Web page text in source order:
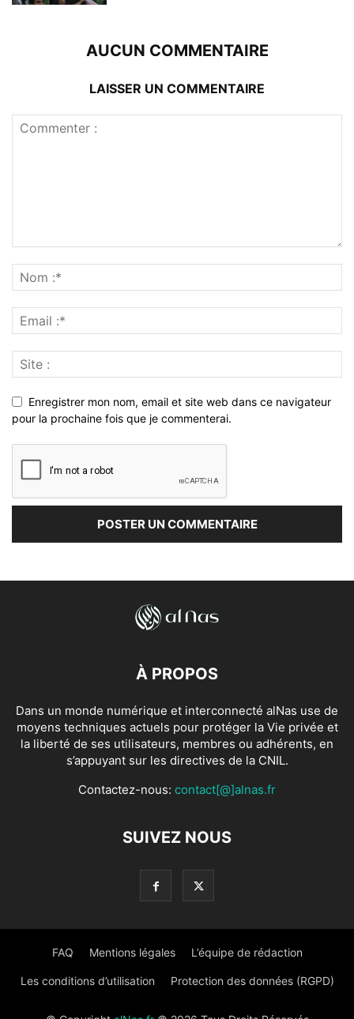
AUCUN COMMENTAIRE
LAISSER UN COMMENTAIRE
Enregistrer mon nom, email et site web dans ce navigateur
pour la prochaine fois que je commenterai.
À PROPOS
Dans un monde numérique et interconnecté alNas use de
moyens techniques actuels pour protéger la Vie privée et
la liberté de ses utilisateurs, membres ou adhérents, en
s’appuyant sur les directives de la CNIL.
Contactez-nous: contact[@]alnas.fr
SUIVEZ NOUS
FAQ Mentions légales L’équipe de rédaction
Les conditions d’utilisation Protection des données (RGPD)